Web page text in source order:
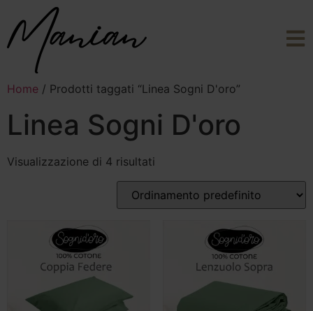
Home / Prodotti taggati “Linea Sogni D'oro”
Linea Sogni D'oro
Visualizzazione di 4 risultati